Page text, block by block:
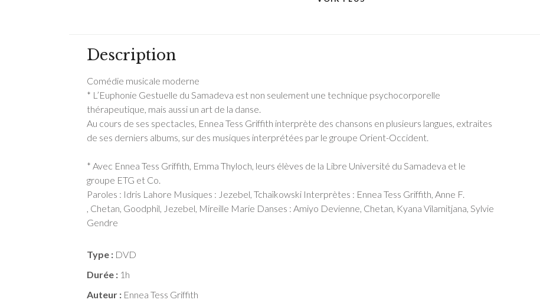
Description
Comédie musicale moderne
* L’Euphonie Gestuelle du Samadeva est non seulement une technique psychocorporelle
thérapeutique, mais aussi un art de la danse.
Au cours de ses spectacles, Ennea Tess Griffith interprète des chansons en plusieurs langues, extraites
de ses derniers albums, sur des musiques interprétées par le groupe Orient-Occident.
* Avec Ennea Tess Griffith, Emma Thyloch, leurs élèves de la Libre Université du Samadeva et le
groupe ETG et Co.
Paroles : Idris Lahore Musiques : Jezebel, Tchaïkowski Interprètes : Ennea Tess Griffith, Anne F.
, Chetan, Goodphil, Jezebel, Mireille Marie Danses : Amiyo Devienne, Chetan, Kyana Vilamitjana, Sylvie
Gendre
Type : DVD
Durée : 1h
Auteur : Ennea Tess Griffith